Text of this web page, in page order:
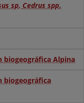
sp, Cedrus spp.
biogeográfica Alpina
biogeográfica